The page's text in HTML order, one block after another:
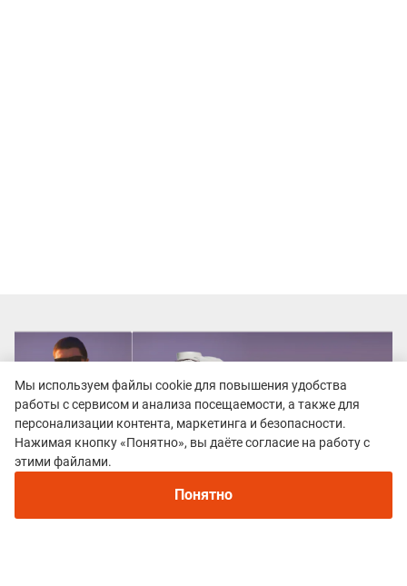
Мы используем файлы cookie для повышения удобства
работы с сервисом и анализа посещаемости, а также для
персонализации контента, маркетинга и безопасности.
Нажимая кнопку «Понятно», вы даёте согласие на работу с
этими файлами.
Понятно